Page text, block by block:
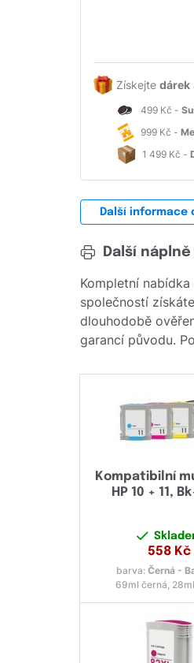
Získejte dárek
499 Kč -
999 Kč -
1 499 Kč -
Další informace
Další
Kompletní
společností
dlouhodobě
garancí původu.
Kompatibilní
HP 10 + 11,
558 Kč
barva:Černá -
69ml černá,